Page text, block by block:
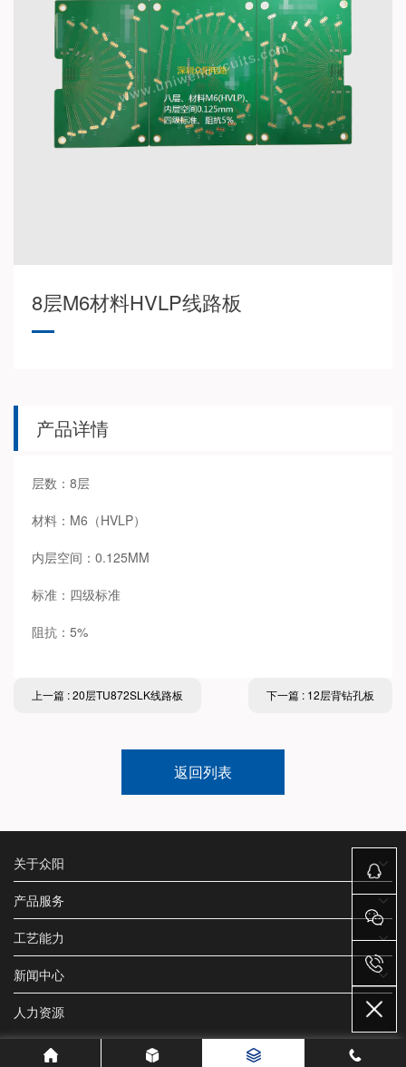
8层M6材料HVLP线路板
产品详情
层数：8层
材料：M6（HVLP）
内层空间：0.125MM
标准：四级标准
阻抗：5%
上一篇 : 20层TU872SLK线路板 下一篇 : 12层背钻孔板
返回列表
关于众阳
产品服务
工艺能力
新闻中心
人力资源